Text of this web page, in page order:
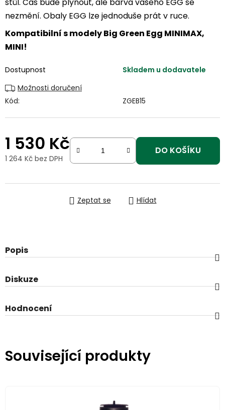
nezmění. Obaly EGG lze jednoduše prát v ruce.
Kompatibilní s modely Big Green Egg MINIMAX,
MINI!
Dostupnost
Skladem u dodavatele
Možnosti doručení
Kód:
ZGEB15
1 530 Kč
1 264 Kč bez DPH
DO KOŠÍKU
Zeptat se Hlídat
Popis
Diskuze
Hodnocení
Související produkty